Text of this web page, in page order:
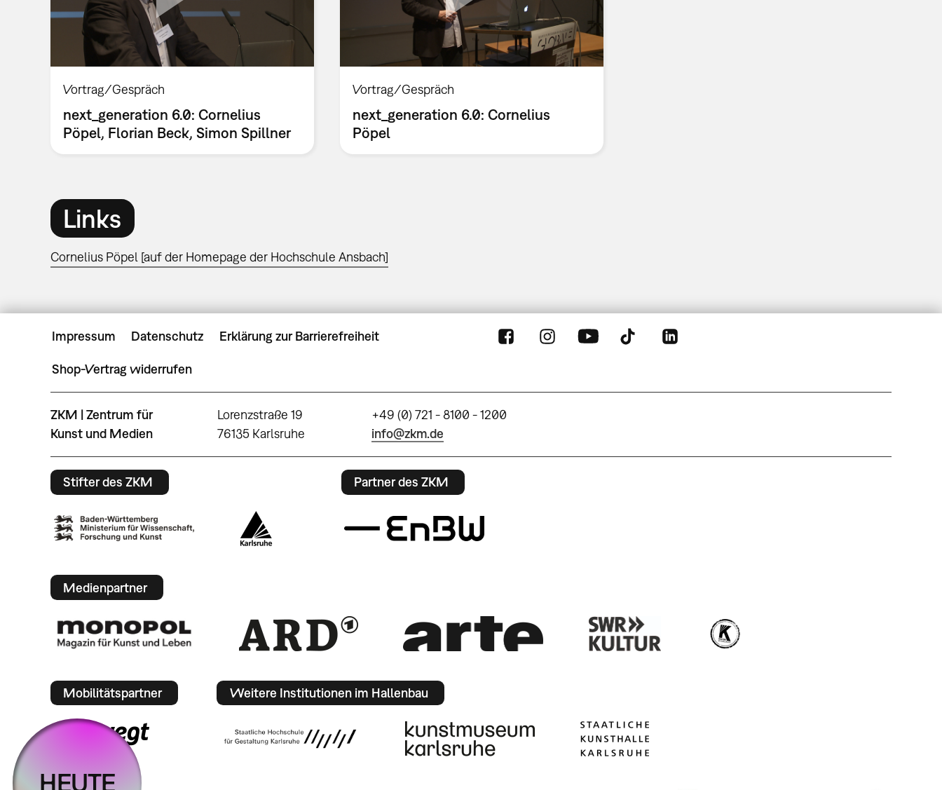
Vortrag/Gespräch
next_generation 6.0: Cornelius
Pöpel, Florian Beck, Simon Spillner
Vortrag/Gespräch
next_generation 6.0: Cornelius
Pöpel
Links
Cornelius Pöpel [auf der Homepage der Hochschule Ansbach]
Impressum Datenschutz Erklärung zur Barrierefreiheit
Shop-Vertrag widerrufen
ZKM | Zentrum für
Kunst und Medien
Lorenzstraße 19
76135 Karlsruhe
+49 (0) 721 - 8100 - 1200
info@zkm.de
Stifter des ZKM Partner des ZKM
Medienpartner
Mobilitätspartner Weitere Institutionen im Hallenbau
HEUTE